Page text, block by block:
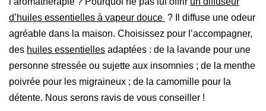
d’huiles essentielles à vapeur douce ? Il diffuse une odeur
agréable dans la maison. Choisissez pour l’accompagner,
des huiles essentielles adaptées : de la lavande pour une
personne stressée ou sujette aux insomnies ; de la menthe
poivrée pour les migraineux ; de la camomille pour la
détente. Nous serons ravis de vous conseiller !